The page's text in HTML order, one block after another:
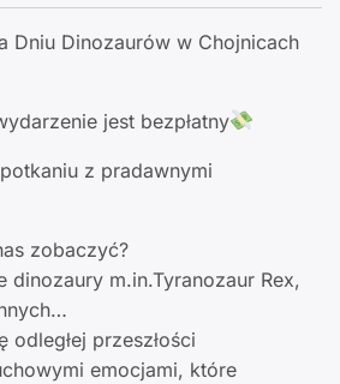
Dniu Dinozaurów w Chojnicach
jest bezpłatny
z pradawnymi
zobaczyć?
dinozaury m.in.Tyranozaur Rex,
odległej przeszłości
emocjami, które